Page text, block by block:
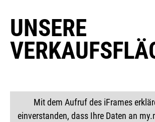
UNSERE
Mit dem Aufruf des iFrames
einverstanden, dass Ihre Daten an